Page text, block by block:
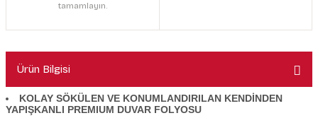
tamamlayın.
Ürün Bilgisi
KOLAY SÖKÜLEN VE KONUMLANDIRILAN KENDİNDEN
YAPIŞKANLI PREMIUM DUVAR FOLYOSU